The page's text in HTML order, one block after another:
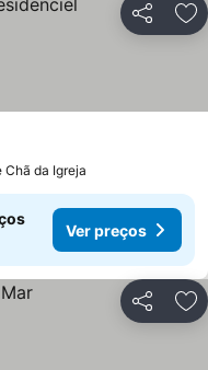
Partilhar
Chã da Igreja
Ver preços
Partilhar